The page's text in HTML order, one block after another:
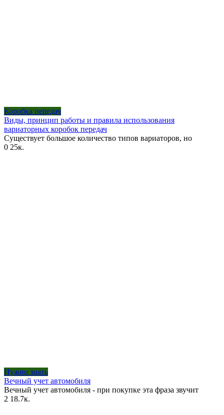
Коробка передач
Виды, принцип работы и правила использования
вариаторных коробок передач
Существует большое количество типов вариаторов, но
0 25к.
Нужно знать
Вечный учет автомобиля
Вечный учет автомобиля - при покупке эта фраза звучит
2 18.7к.